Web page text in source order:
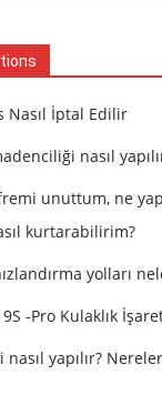
Nasıl İptal Edilir
nasıl
unuttum, ne
kurtarabilirim?
yolları
-Pro Kulaklık
nasıl yapılır?